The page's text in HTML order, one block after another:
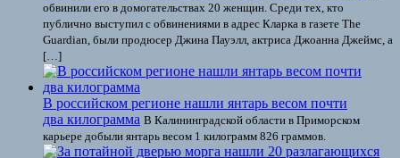
обвинили его в домогательствах 20 женщин. Среди тех, кто
публично выступил с обвинениями в адрес Кларка в газете The
Guardian, были продюсер Джина Пауэлл, актриса Джоанна Джеймс, а
[…]
В российском регионе нашли янтарь весом почти
два килограмма В Калининградской области в Приморском
карьере добыли янтарь весом 1 килограмм 826 граммов.